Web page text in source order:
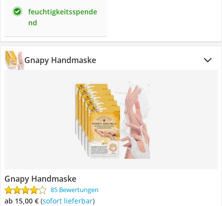
feuchtigkeitsspende
nd
Gnapy Handmaske
Gnapy Handmaske
85 Bewertungen
ab 15,00 € ( Sofort lieferbar)